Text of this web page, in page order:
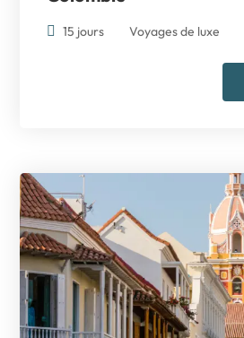
15 jours Voyages de luxe